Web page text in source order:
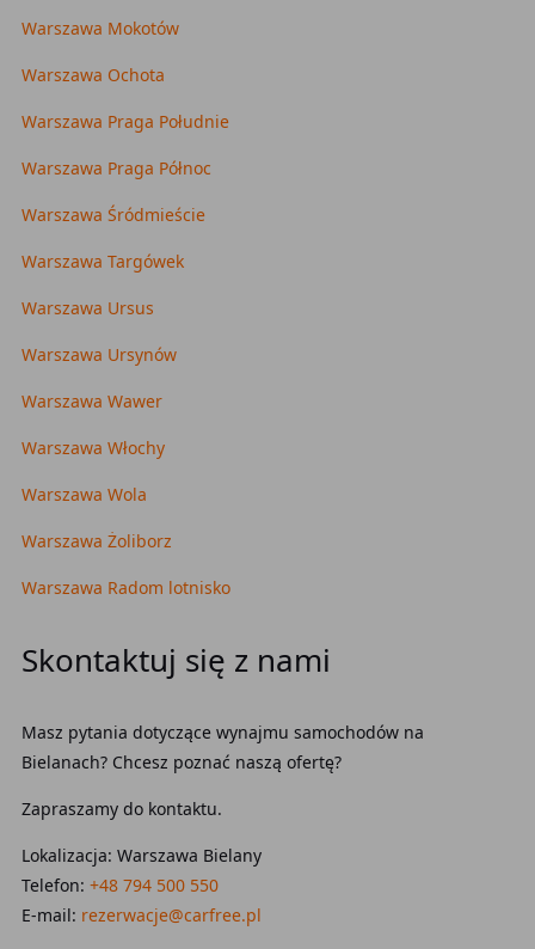
Warszawa Mokotów
Warszawa Ochota
Warszawa Praga Południe
Warszawa Praga Północ
Warszawa Śródmieście
Warszawa Targówek
Warszawa Ursus
Warszawa Ursynów
Warszawa Wawer
Warszawa Włochy
Warszawa Wola
Warszawa Żoliborz
Warszawa Radom lotnisko
Skontaktuj się z nami
Masz pytania dotyczące wynajmu samochodów na
Bielanach? Chcesz poznać naszą ofertę?
Zapraszamy do kontaktu.
Lokalizacja: Warszawa Bielany
Telefon: +48 794 500 550
E-mail: rezerwacje@carfree.pl